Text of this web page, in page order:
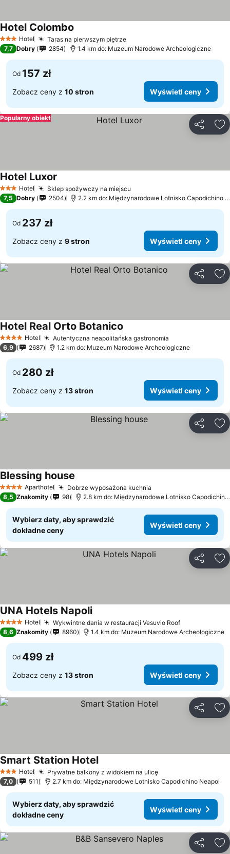
3 Kategoria
Hotel Taras na pierwszym piętrzeWyświetl ceny
Hotel Colombo
7,7 Dobry 2854 1.4 km do: Muzeum Narodowe Archeologiczne
Od 157 zł
Zobacz ceny z 10 stron Wyświetl ceny
Popularny obiekt
3 Kategoria
Hotel Sklep spożywczy na miejscu
Hotel Luxor
7,5 Dobry 2504 2.2 km do: Międzynarodowe Lotnisko Capodichino
Od 237 zł
Zobacz ceny z 9 stron Wyświetl ceny
4 KategoriaHotel Autentyczna neapolitańska gastronomia
Hotel Real Orto Botanico
6,9 2687 1.2 km do: Muzeum Narodowe Archeologiczne
Od 280 zł
Zobacz ceny z 13 stron Wyświetl ceny
4 KategoriaAparthotel Dobrze wyposażona kuchnia
Blessing house
8,5 Znakomity 98 2.8 km do: Międzynarodowe Lotnisko Capodichino
Wybierz daty, aby sprawdzić
dokładne ceny
Wyświetl ceny
4 KategoriaHotel Wykwintne dania w restauracji Vesuvio RoofWyświetl
UNA Hotels NapoliWyświetl ceny
8,6 Znakomity 8960 1.4 km do: Muzeum Narodowe Archeologiczne
Od 499 zł
Zobacz ceny z 13 stron Wyświetl ceny
3 Kategoria
Hotel Prywatne balkony z widokiem na ulicęWyświetl ceny
Smart Station HotelWyświetl ceny
7,0 511 2.7 km do: Międzynarodowe Lotnisko Capodichino Neapol
Wybierz daty, aby sprawdzić
dokładne ceny
Wyświetl ceny